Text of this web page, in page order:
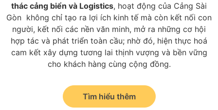
thác cảng biển và Logistics, hoạt động của Cảng Sài
Gòn không chỉ tạo ra lợi ích kinh tế mà còn kết nối con
người, kết nối các nền văn minh, mở ra những cơ hội
hợp tác và phát triển toàn cầu; nhờ đó, hiện thực hoá
cam kết xây dựng tương lai thịnh vượng và bền vững
cho khách hàng cùng cộng đồng.
Tìm hiểu thêm